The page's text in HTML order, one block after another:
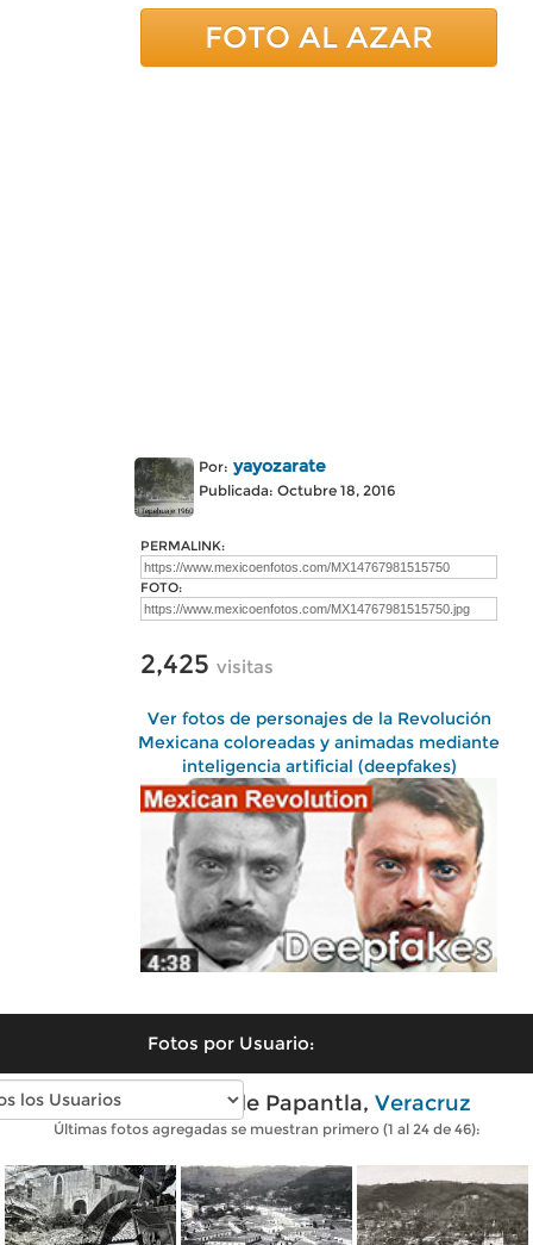
FOTO AL AZAR
Por: yayozarate
Publicada: Octubre 18, 2016
PERMALINK:
FOTO:
2,425 visitas
Ver fotos de personajes de la Revolución
Mexicana coloreadas y animadas mediante
inteligencia artificial (deepfakes)
Fotos por Usuario:
Fotos antiguas de Papantla, Veracruz
Últimas fotos agregadas se muestran primero (1 al 24 de 46):